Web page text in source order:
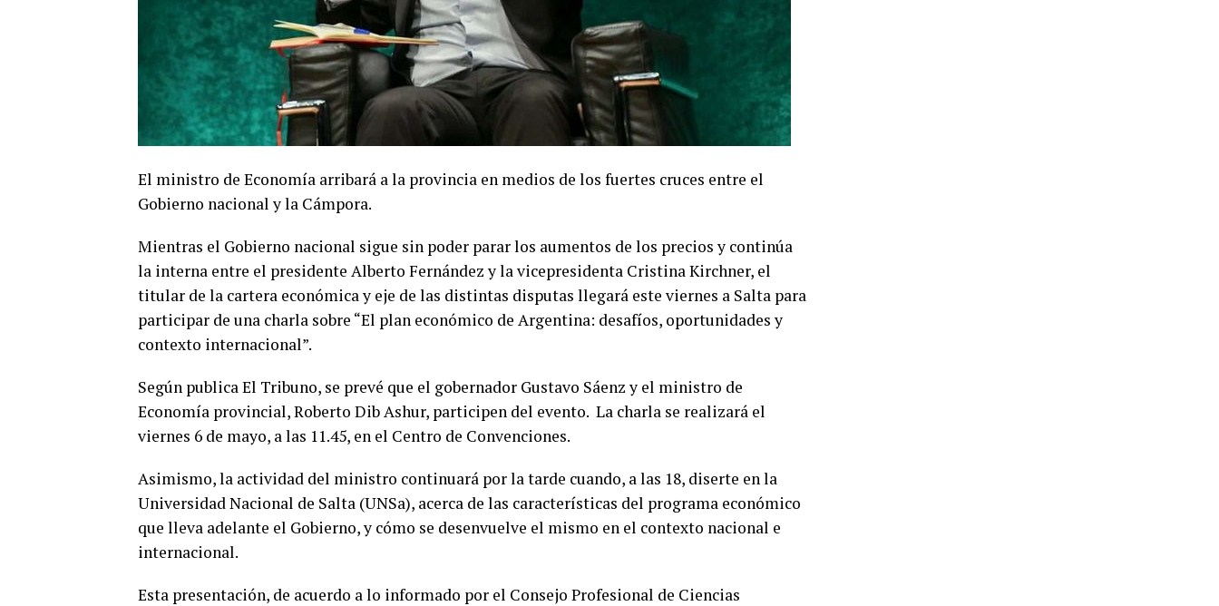
El ministro de Economía arribará a la provincia en medios de los fuertes cruces entre el
Gobierno nacional y la Cámpora.
Mientras el Gobierno nacional sigue sin poder parar los aumentos de los precios y continúa
la interna entre el presidente Alberto Fernández y la vicepresidenta Cristina Kirchner, el
titular de la cartera económica y eje de las distintas disputas llegará este viernes a Salta para
participar de una charla sobre “El plan económico de Argentina: desafíos, oportunidades y
contexto internacional”.
Según publica El Tribuno, se prevé que el gobernador Gustavo Sáenz y el ministro de
Economía provincial, Roberto Dib Ashur, participen del evento. La charla se realizará el
viernes 6 de mayo, a las 11.45, en el Centro de Convenciones.
Asimismo, la actividad del ministro continuará por la tarde cuando, a las 18, diserte en la
Universidad Nacional de Salta (UNSa), acerca de las características del programa económico
que lleva adelante el Gobierno, y cómo se desenvuelve el mismo en el contexto nacional e
internacional.
Esta presentación, de acuerdo a lo informado por el Consejo Profesional de Ciencias